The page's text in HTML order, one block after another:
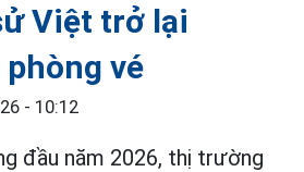
Việt trở lại
vé
- 10:12
đầu năm 2026, thị trường